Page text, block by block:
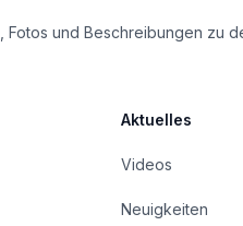
und Beschreibungen zu
Aktuelles
Videos
Neuigkeiten